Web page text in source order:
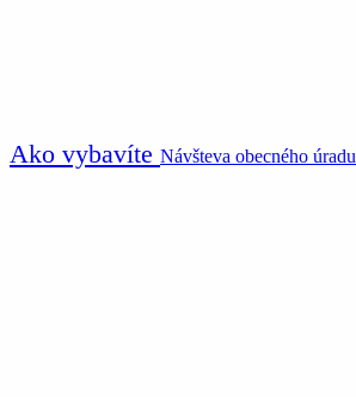
Ako vybavíte Návšteva obecného úradu